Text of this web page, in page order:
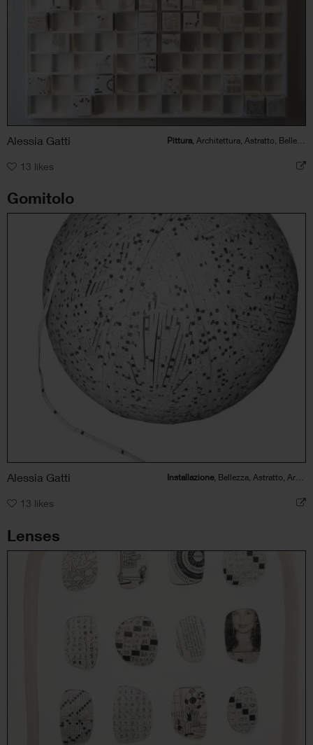
Alessia Gatti Pittura , Architettura, Astratto, Bellezza
13 likes
Gomitolo
Alessia Gatti Installazione, Bellezza, Astratto, Architettura
13 likes
Lenses